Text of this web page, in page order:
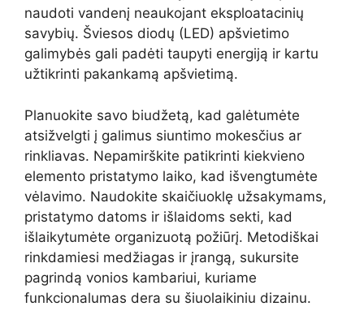
naudoti vandenį neaukojant eksploatacinių
savybių. Šviesos diodų (LED) apšvietimo
galimybės gali padėti taupyti energiją ir kartu
užtikrinti pakankamą apšvietimą.
Planuokite savo biudžetą, kad galėtumėte
atsižvelgti į galimus siuntimo mokesčius ar
rinkliavas. Nepamirškite patikrinti kiekvieno
elemento pristatymo laiko, kad išvengtumėte
vėlavimo. Naudokite skaičiuoklę užsakymams,
pristatymo datoms ir išlaidoms sekti, kad
išlaikytumėte organizuotą požiūrį. Metodiškai
rinkdamiesi medžiagas ir įrangą, sukursite
pagrindą vonios kambariui, kuriame
funkcionalumas dera su šiuolaikiniu dizainu.